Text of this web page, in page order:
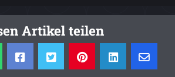
Artikel teilen